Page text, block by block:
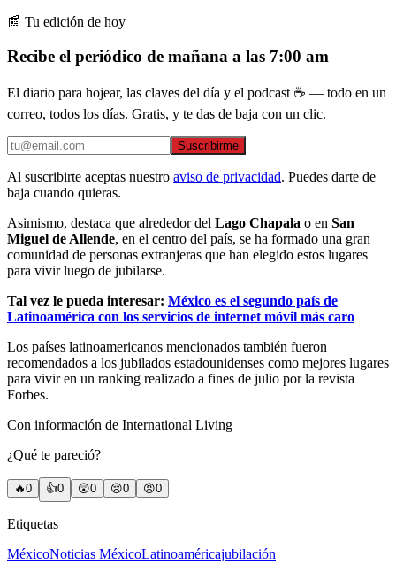
📰 Tu edición de hoy
Recibe el periódico de mañana a las 7:00 am
El diario para hojear, las claves del día y el podcast ☕ — todo en un
correo, todos los días. Gratis, y te das de baja con un clic.
Suscribirme
Al suscribirte aceptas nuestro aviso de privacidad. Puedes darte de
baja cuando quieras.
Asimismo, destaca que alrededor del Lago Chapala o en San
Miguel de Allende, en el centro del país, se ha formado una gran
comunidad de personas extranjeras que han elegido estos lugares
para vivir luego de jubilarse.
Tal vez le pueda interesar: México es el segundo país de
Latinoamérica con los servicios de internet móvil más caro
Los países latinoamericanos mencionados también fueron
recomendados a los jubilados estadounidenses como mejores lugares
para vivir en un ranking realizado a fines de julio por la revista
Forbes.
Con información de International Living
¿Qué te pareció?
🔥0 👍0 😲0 😢0 😠0
Etiquetas
MéxicoNoticias MéxicoLatinoaméricajubilación